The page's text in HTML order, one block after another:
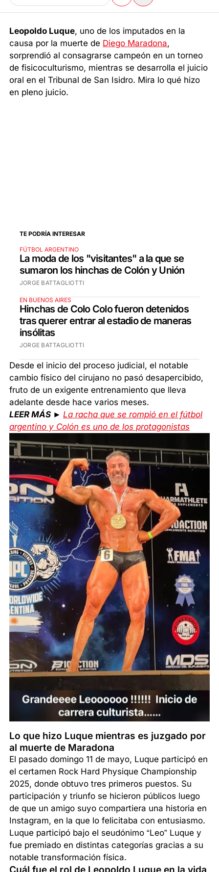
Leopoldo Luque, uno de los imputados en la
causa por la muerte de Diego Maradona,
sorprendió al consagrarse campeón en un torneo
de fisicoculturismo, mientras se desarrolla el juicio
oral en el Tribunal de San Isidro. Mira lo qué hizo
en pleno juicio.
TE PODRÍA INTERESAR
FÚTBOL ARGENTINO
La moda de los "visitantes" a la que se
sumaron los hinchas de Colón y Unión
JORGE BATTAGLIOTTI
EN BUENOS AIRES
Hinchas de Colo Colo fueron detenidos
tras querer entrar al estadio de maneras
insólitas
JORGE BATTAGLIOTTI
Desde el inicio del proceso judicial, el notable
cambio físico del cirujano no pasó desapercibido,
fruto de un exigente entrenamiento que lleva
adelante desde hace varios meses.
LEER MÁS ►La racha que se rompió en el fútbol
argentino y Colón es uno de los protagonistas
Lo que hizo Luque mientras es juzgado por
al muerte de Maradona
El pasado domingo 11 de mayo, Luque participó en
el certamen Rock Hard Physique Championship
2025, donde obtuvo tres primeros puestos. Su
participación y triunfo se hicieron públicos luego
de que un amigo suyo compartiera una historia en
Instagram, en la que lo felicitaba con entusiasmo.
Luque participó bajo el seudónimo “Leo” Luque y
fue premiado en distintas categorías gracias a su
notable transformación física.